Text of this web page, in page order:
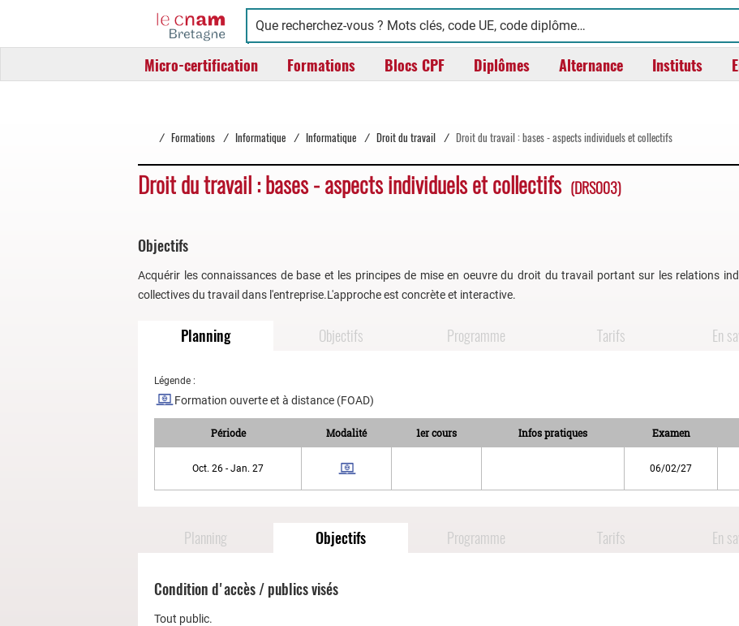
Cnam
Bretagne
Conservatoire
national
des
arts
Micro-certification Formations Blocs CPF Diplômes Alternance Instituts
/ Formations / Informatique / Informatique / Droit du travail / Droit du travail : bases - aspects individuels et collectifs
Droit du travail : bases - aspects individuels et collectifs (DRS003)
Objectifs
Acquérir les connaissances de base et les principes de mise en oeuvre du droit du travail portant sur les relations
collectives du travail dans l'entreprise.L'approche est concrète et interactive.
Planning Objectifs Programme Tarifs En
Légende :
Formation ouverte et à distance (FOAD)
Période Modalité 1er cours Infos pratiques Examen
Oct. 26 - Jan. 27 06/02/27
Planning Objectifs Programme Tarifs En
Condition d'accès / publics visés
Tout public.